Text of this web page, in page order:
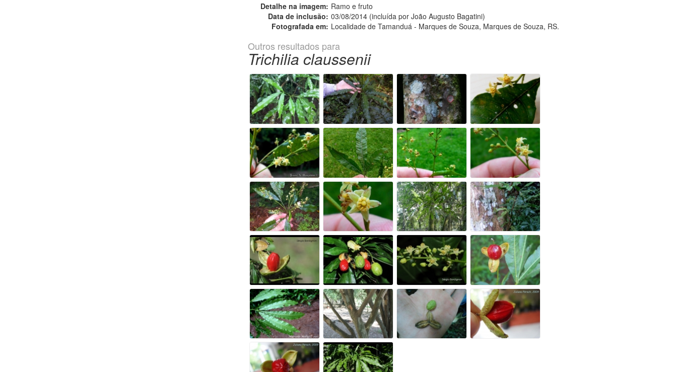
Detalhe na imagem: Ramo e fruto
Data de inclusão: 03/08/2014 (incluída por João Augusto Bagatini)
Fotografada em: Localidade de Tamanduá - Marques de Souza, Marques de Souza, RS.
Outros resultados para
Trichilia claussenii